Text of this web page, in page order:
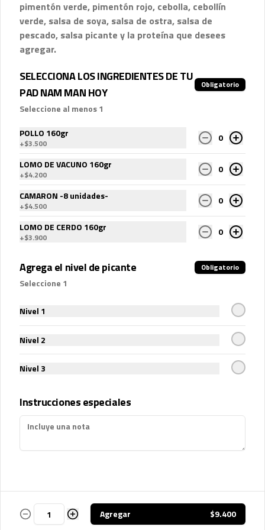
acompañas los distintos currys que
puedes seleccionar:
-Amarillo: Zanahoria, repollo y cebollín
-Massaman: Papas, tamarindo y maní
-Panang: Maní y pimentón rojo
-Rojo: Cebolla morada, albahaca
-Verde: Berenjenas, cebolla morada y
albahaca fresca
14
Arma tu pad sea ew
**Nuevo**
salsa de soya oscura, salsa de ostra,
hojas de brócoli y la proteína que
elijas. Plato preparado sobre la base
de salsa picante.
$7.200$8.400
Contáctanos
Política de privacidad
Redes sociales
Instagram
Mi cuenta
Iniciar sesión
pimentón verde, pimentón rojo, cebolla, cebollín
verde, salsa de soya, salsa de ostra, salsa de
pescado, salsa picante y la proteína que desees
agregar.
SELECCIONA LOS INGREDIENTES DE TU
PAD NAM MAN HOY
Obligatorio
Seleccione al menos 1
POLLO 160gr
+$3.500 0
LOMO DE VACUNO 160gr
+$4.200 0
CAMARON -8 unidades-
+$4.500 0
LOMO DE CERDO 160gr
+$3.900 0
Agrega el nivel de picante Obligatorio
Seleccione 1
Nivel 1
Nivel 2
Nivel 3
Instrucciones especiales
Agregar $9.400